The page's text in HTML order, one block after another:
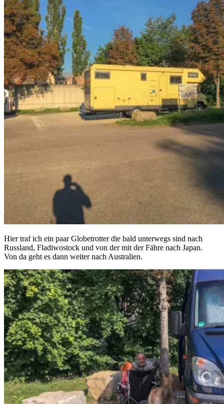
Hier traf ich ein paar Globetrotter die bald unterwegs sind nach
Russland, Fladiwostock und von der mit der Fähre nach Japan.
Von da geht es dann weiter nach Australien.